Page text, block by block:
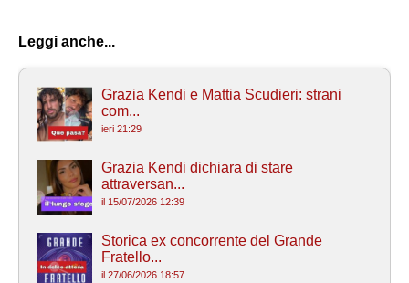
Leggi anche...
Grazia Kendi e Mattia Scudieri: strani
com...
ieri 21:29
Grazia Kendi dichiara di stare
attraversan...
il 15/07/2026 12:39
Storica ex concorrente del Grande
Fratello...
il 27/06/2026 18:57